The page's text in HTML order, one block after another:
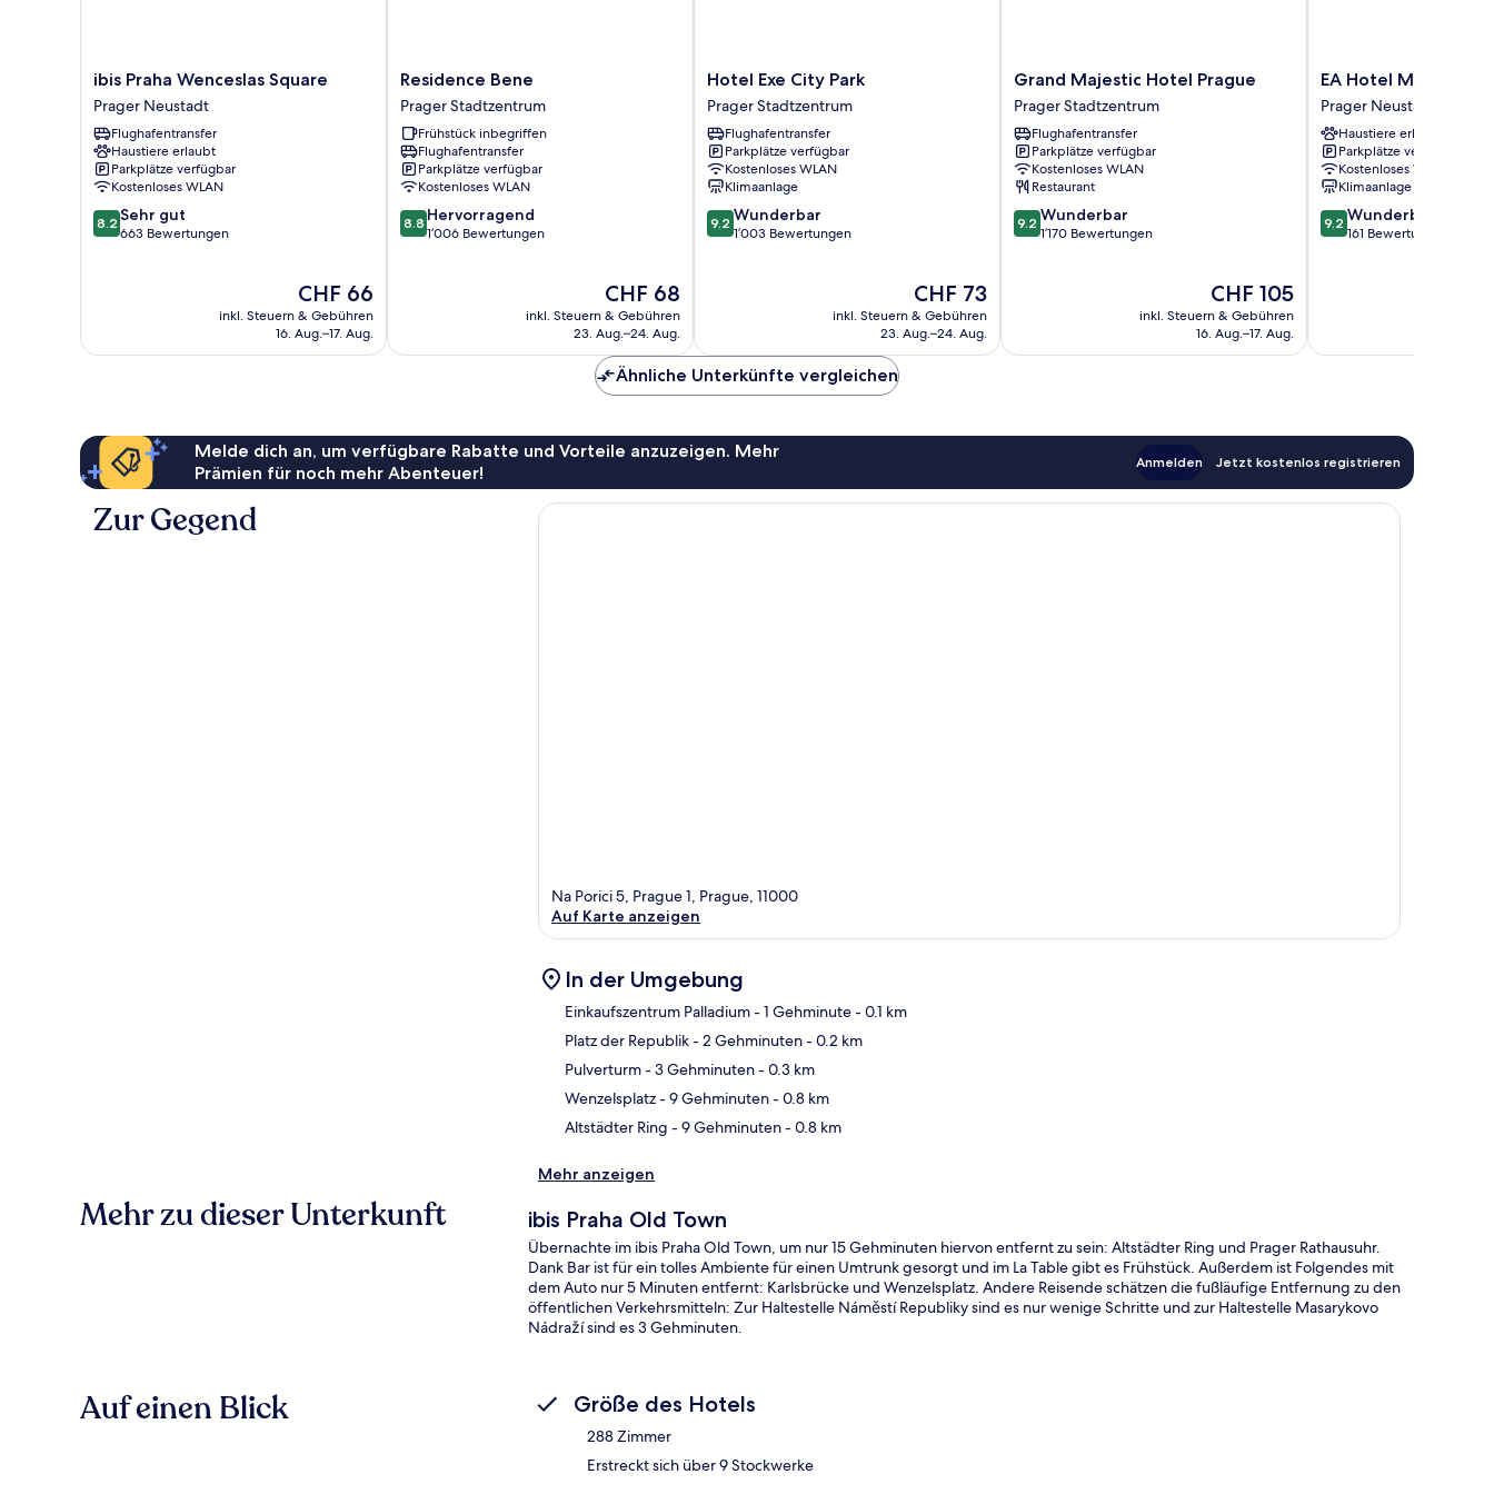
ibis
Praha
Wenceslas
Square
Prager
Neustadt
ibis Praha Wenceslas Square
Prager Neustadt
Flughafentransfer
Haustiere erlaubt
Parkplätze verfügbar
Kostenloses WLAN
8.2
von
8.2 Sehr gut
663 Bewertungen
Der
Preis
beträgt
CHF 66
inkl. Steuern & Gebühren
16. Aug.–17. Aug.
Residence
Bene
Prager
Stadtzentrum
Residence Bene
Prager Stadtzentrum
Frühstück inbegriffen
Flughafentransfer
Parkplätze verfügbar
Kostenloses WLAN
8.8
von
8.8 Hervorragend
1’006 Bewertungen
Der
Preis
beträgt
CHF 68
inkl. Steuern & Gebühren
23. Aug.–24. Aug.
Hotel
Exe
City
Park
Prager
Stadtzentrum
Hotel Exe City Park
Prager Stadtzentrum
Flughafentransfer
Parkplätze verfügbar
Kostenloses WLAN
Klimaanlage
9.2
von
9.2 Wunderbar
1’003 Bewertungen
Der
Preis
beträgt
CHF 73
inkl. Steuern & Gebühren
23. Aug.–24. Aug.
Grand
Majestic
Hotel
Prague
Prager
Stadtzentrum
Grand Majestic Hotel Prague
Prager Stadtzentrum
Flughafentransfer
Parkplätze verfügbar
Kostenloses WLAN
Restaurant
9.2
von
9.2 Wunderbar
1’170 Bewertungen
Der
Preis
beträgt
CHF 105
inkl. Steuern & Gebühren
16. Aug.–17. Aug.
EA
Hotel
Moment
Self
Check-
In
Prager
Neustadt
EA Hotel Moment
Prager Neustadt
Haustiere erlaubt
Parkplätze verfügbar
Kostenloses WLAN
Klimaanlage
9.2
von
9.2 Wunderbar
161 Bewertungen
Ähnliche Unterkünfte vergleichen
Melde dich an, um verfügbare Rabatte und Vorteile anzuzeigen. Mehr
Prämien für noch mehr Abenteuer!
Anmelden Jetzt kostenlos registrieren
Zur Gegend
Na Porici 5, Prague 1, Prague, 11000
Auf Karte anzeigen
In der Umgebung
Einkaufszentrum Palladium- 1 Gehminute- 0.1 km
Platz der Republik- 2 Gehminuten- 0.2 km
Pulverturm- 3 Gehminuten- 0.3 km
Wenzelsplatz- 9 Gehminuten- 0.8 km
Altstädter Ring - 9 Gehminuten- 0.8 km
Mehr anzeigen
Mehr zu dieser Unterkunft ibis Praha Old Town
Übernachte im ibis Praha Old Town, um nur 15 Gehminuten hiervon entfernt zu sein: Altstädter Ring und Prager Rathausuhr.
Dank Bar ist für ein tolles Ambiente für einen Umtrunk gesorgt und im La Table gibt es Frühstück. Außerdem ist Folgendes mit
dem Auto nur 5 Minuten entfernt: Karlsbrücke und Wenzelsplatz. Andere Reisende schätzen die fußläufige Entfernung zu den
öffentlichen Verkehrsmitteln: Zur Haltestelle Náměstí Republiky sind es nur wenige Schritte und zur Haltestelle Masarykovo
Nádraží sind es 3 Gehminuten.
Auf einen Blick Größe des Hotels
288 Zimmer
Erstreckt sich über 9 Stockwerke